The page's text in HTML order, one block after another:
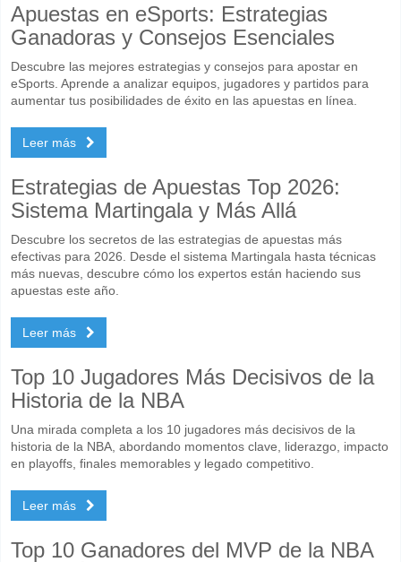
Apuestas en eSports: Estrategias
Ganadoras y Consejos Esenciales
Descubre las mejores estrategias y consejos para apostar en
eSports. Aprende a analizar equipos, jugadores y partidos para
aumentar tus posibilidades de éxito en las apuestas en línea.
Leer más
Estrategias de Apuestas Top 2026:
Sistema Martingala y Más Allá
Descubre los secretos de las estrategias de apuestas más
efectivas para 2026. Desde el sistema Martingala hasta técnicas
más nuevas, descubre cómo los expertos están haciendo sus
apuestas este año.
Leer más
Top 10 Jugadores Más Decisivos de la
Historia de la NBA
Una mirada completa a los 10 jugadores más decisivos de la
historia de la NBA, abordando momentos clave, liderazgo, impacto
en playoffs, finales memorables y legado competitivo.
Leer más
Top 10 Ganadores del MVP de la NBA